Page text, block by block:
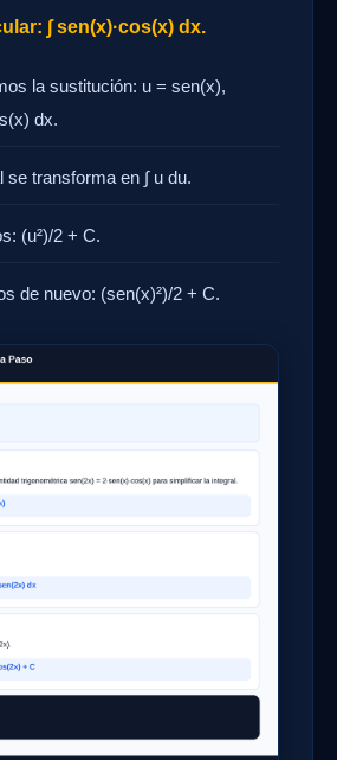
∫ sen(x)·cos(x) dx.
la sustitución: u = sen(x),
dx.
se transforma en ∫ u du.
(u²)/2 + C.
de nuevo: (sen(x)²)/2 + C.